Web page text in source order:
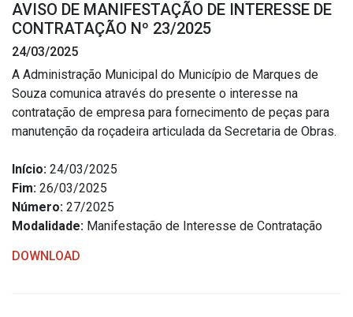
Estrutura Organizacional
Secretarias
Administração
Assistência Social
Educação, Cultura, Desporto e Turismo
Obras
Saúde
AVISO DE MANIFESTAÇÃO DE INTERESSE DE
CONTRATAÇÃO Nº 23/2025
24/03/2025
A Administração Municipal do Município de Marques de
Souza comunica através do presente o interesse na
contratação de empresa para fornecimento de peças para
manutenção da roçadeira articulada da Secretaria de Obras.
Início: 24/03/2025
Fim: 26/03/2025
Número: 27/2025
Modalidade: Manifestação de Interesse de Contratação
DOWNLOAD